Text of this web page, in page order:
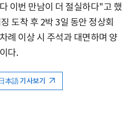
이번 만남이 더 절실하다"고 했
도착 후 2박 3일 동안 정상회
례 이상 시 주석과 대면하며 양
다.
本語 기사보기